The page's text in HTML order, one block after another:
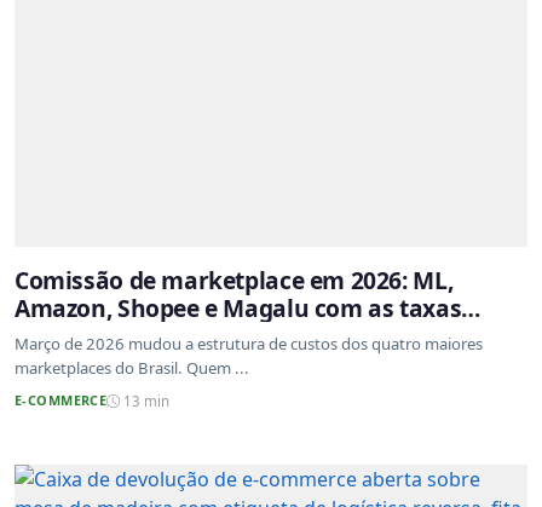
Comissão de marketplace em 2026: ML,
Amazon, Shopee e Magalu com as taxas
atualizadas
Março de 2026 mudou a estrutura de custos dos quatro maiores
marketplaces do Brasil. Quem ...
E-COMMERCE 13 min